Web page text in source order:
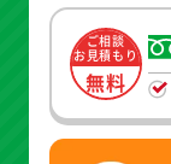
ご相談
お見積もり
無料